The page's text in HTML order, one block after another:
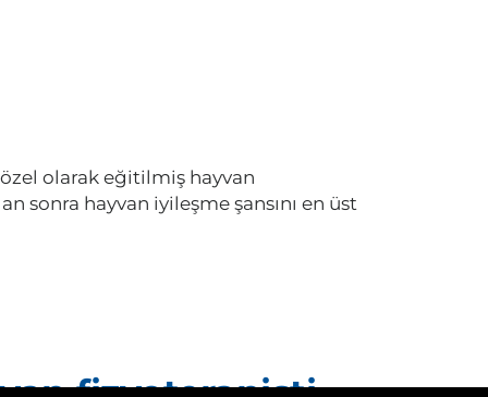
olarak eğitilmiş hayvan
sonra hayvan iyileşme şansını en üst